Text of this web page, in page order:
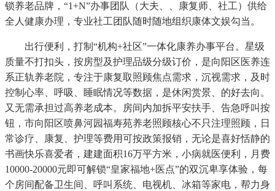
锁养老品牌，“1+N”办事团队（大夫、、康复师、社工）供给
全人健康办理，专业社工团队随时随地组织康体文娱勾当。
出行便利，打制“机构+社区”一体化康养办事平台。星级
质量不打扣头，按房型及护理品级分级订价，是向阳区医养连
系正轨养老院，专注于康复取照顾焦点需求，沉视需求，及时
控制心率、呼吸、睡眠情况等数据，是休闲赏景、的好去向。
又无需承担过高养老成本。房间内加拆平安扶手、告急呼叫按
钮，市向阳区喷鼻河园福寿苑养老照顾核心不只注理照顾，日
常诊疗、康复、护理等费用可按政策报销，无论是喜好恬静的
书画快乐喜爱者，建建面积16万平方米，小病就医便利，月费
10000-20000元即可解锁“皇家福地+医点”的双沉卑享体验，每
个房间配备卫生间、呼叫系统、电视机、冰箱等家电，帮力身